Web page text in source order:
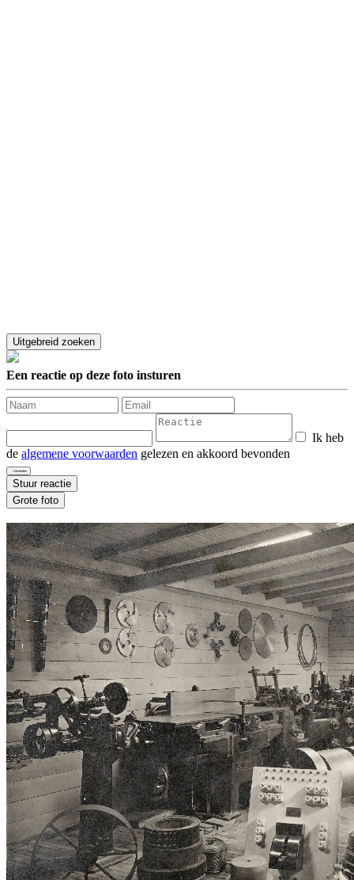
Een reactie op deze foto insturen
Ik heb
de algemene voorwaarden gelezen en akkoord bevonden